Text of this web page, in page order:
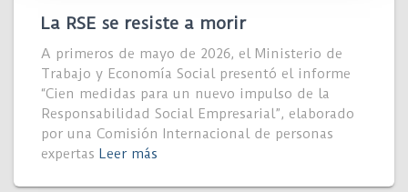
La RSE se resiste a morir
A primeros de mayo de 2026, el Ministerio de
Trabajo y Economía Social presentó el informe
“Cien medidas para un nuevo impulso de la
Responsabilidad Social Empresarial”, elaborado
por una Comisión Internacional de personas
expertas Leer más